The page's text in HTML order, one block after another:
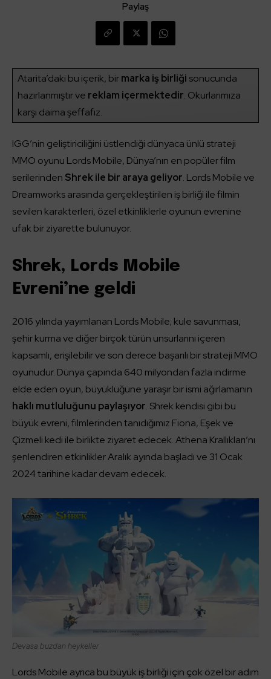
Paylaş
Atarita’daki bu içerik, birmarka iş birliği sonucunda
hazırlanmıştır ve reklam içermektedir. Okurlarımıza
karşı daima şeffafız.
IGG’nin geliştiriciliğini üstlendiği dünyaca ünlü strateji
MMO oyunu Lords Mobile, Dünya’nın en popüler film
serilerinden Shrek ile bir araya geliyor. Lords Mobile ve
Dreamworks arasında gerçekleştirilen iş birliği ile filmin
sevilen karakterleri, özel etkinliklerle oyunun evrenine
ufak bir ziyarette bulunuyor.
Shrek, Lords Mobile
Evreni’ne geldi
2016 yılında yayımlanan Lords Mobile; kule savunması,
şehir kurma ve diğer birçok türün unsurlarını içeren
kapsamlı, erişilebilir ve son derece başarılı bir strateji MMO
oyunudur. Dünya çapında 640 milyondan fazla indirme
elde eden oyun, büyüklüğüne yaraşır bir ismi ağırlamanın
haklı mutluluğunu paylaşıyor. Shrek kendisi gibi bu
büyük evreni, filmlerinden tanıdığımız Fiona, Eşek ve
Çizmeli kedi ile birlikte ziyaret edecek. Athena Krallıkları’nı
şenlendiren etkinlikler Aralık ayında başladı ve 31 Ocak
2024 tarihine kadar devam edecek.
Devasa buzdan heykeller
Lords Mobile ayrıca bu büyük iş birliği için çok özel bir adım